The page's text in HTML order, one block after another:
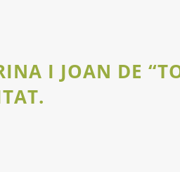
I JOAN DE